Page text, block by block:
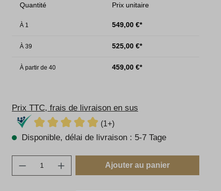
Quantité Prix unitaire
À 1 549,00 €*
À 39 525,00 €*
À partir de 40 459,00 €*
Prix TTC, frais de livraison en sus
(1+)
Disponible, délai de livraison : 5-7 Tage
Quantité de produit : Entrez la quantité
Ajouter au panier